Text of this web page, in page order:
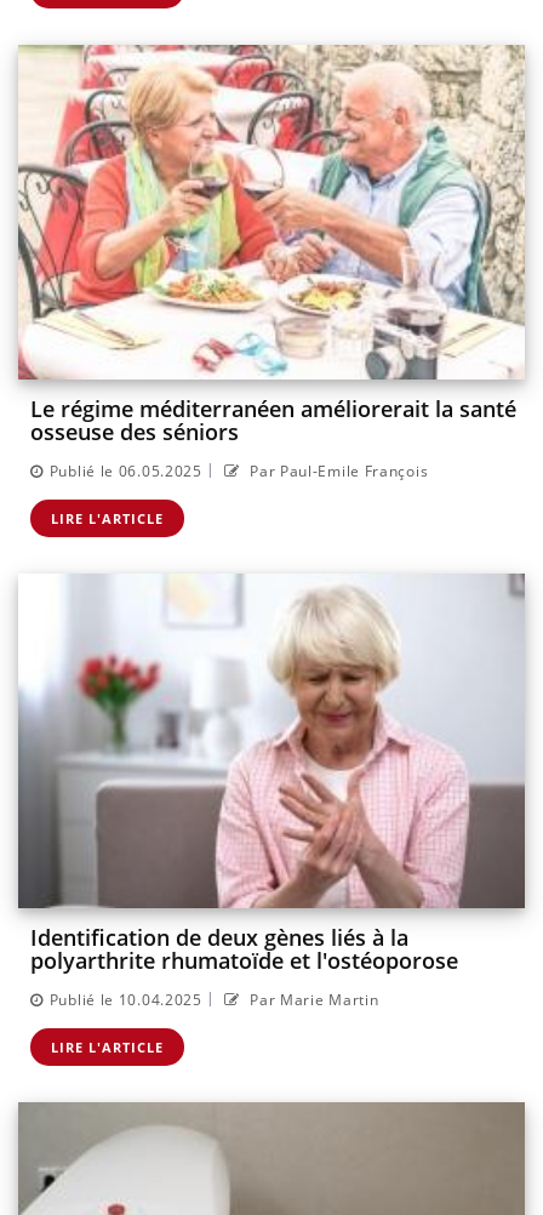
Le régime méditerranéen améliorerait la santé
osseuse des séniors
Publié le 06.05.2025 | Par Paul-Emile François
LIRE L'ARTICLE
Identification de deux gènes liés à la
polyarthrite rhumatoïde et l'ostéoporose
Publié le 10.04.2025 | Par Marie Martin
LIRE L'ARTICLE